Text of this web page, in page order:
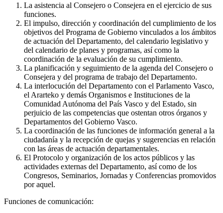
La asistencia al Consejero o Consejera en el ejercicio de sus
funciones.
El impulso, dirección y coordinación del cumplimiento de los
objetivos del Programa de Gobierno vinculados a los ámbitos
de actuación del Departamento, del calendario legislativo y
del calendario de planes y programas, así como la
coordinación de la evaluación de su cumplimiento.
La planificación y seguimiento de la agenda del Consejero o
Consejera y del programa de trabajo del Departamento.
La interlocución del Departamento con el Parlamento Vasco,
el Ararteko y demás Organismos e Instituciones de la
Comunidad Autónoma del País Vasco y del Estado, sin
perjuicio de las competencias que ostentan otros órganos y
Departamentos del Gobierno Vasco.
La coordinación de las funciones de información general a la
ciudadanía y la recepción de quejas y sugerencias en relación
con las áreas de actuación departamentales.
El Protocolo y organización de los actos públicos y las
actividades externas del Departamento, así como de los
Congresos, Seminarios, Jornadas y Conferencias promovidos
por aquel.
Funciones de comunicación: